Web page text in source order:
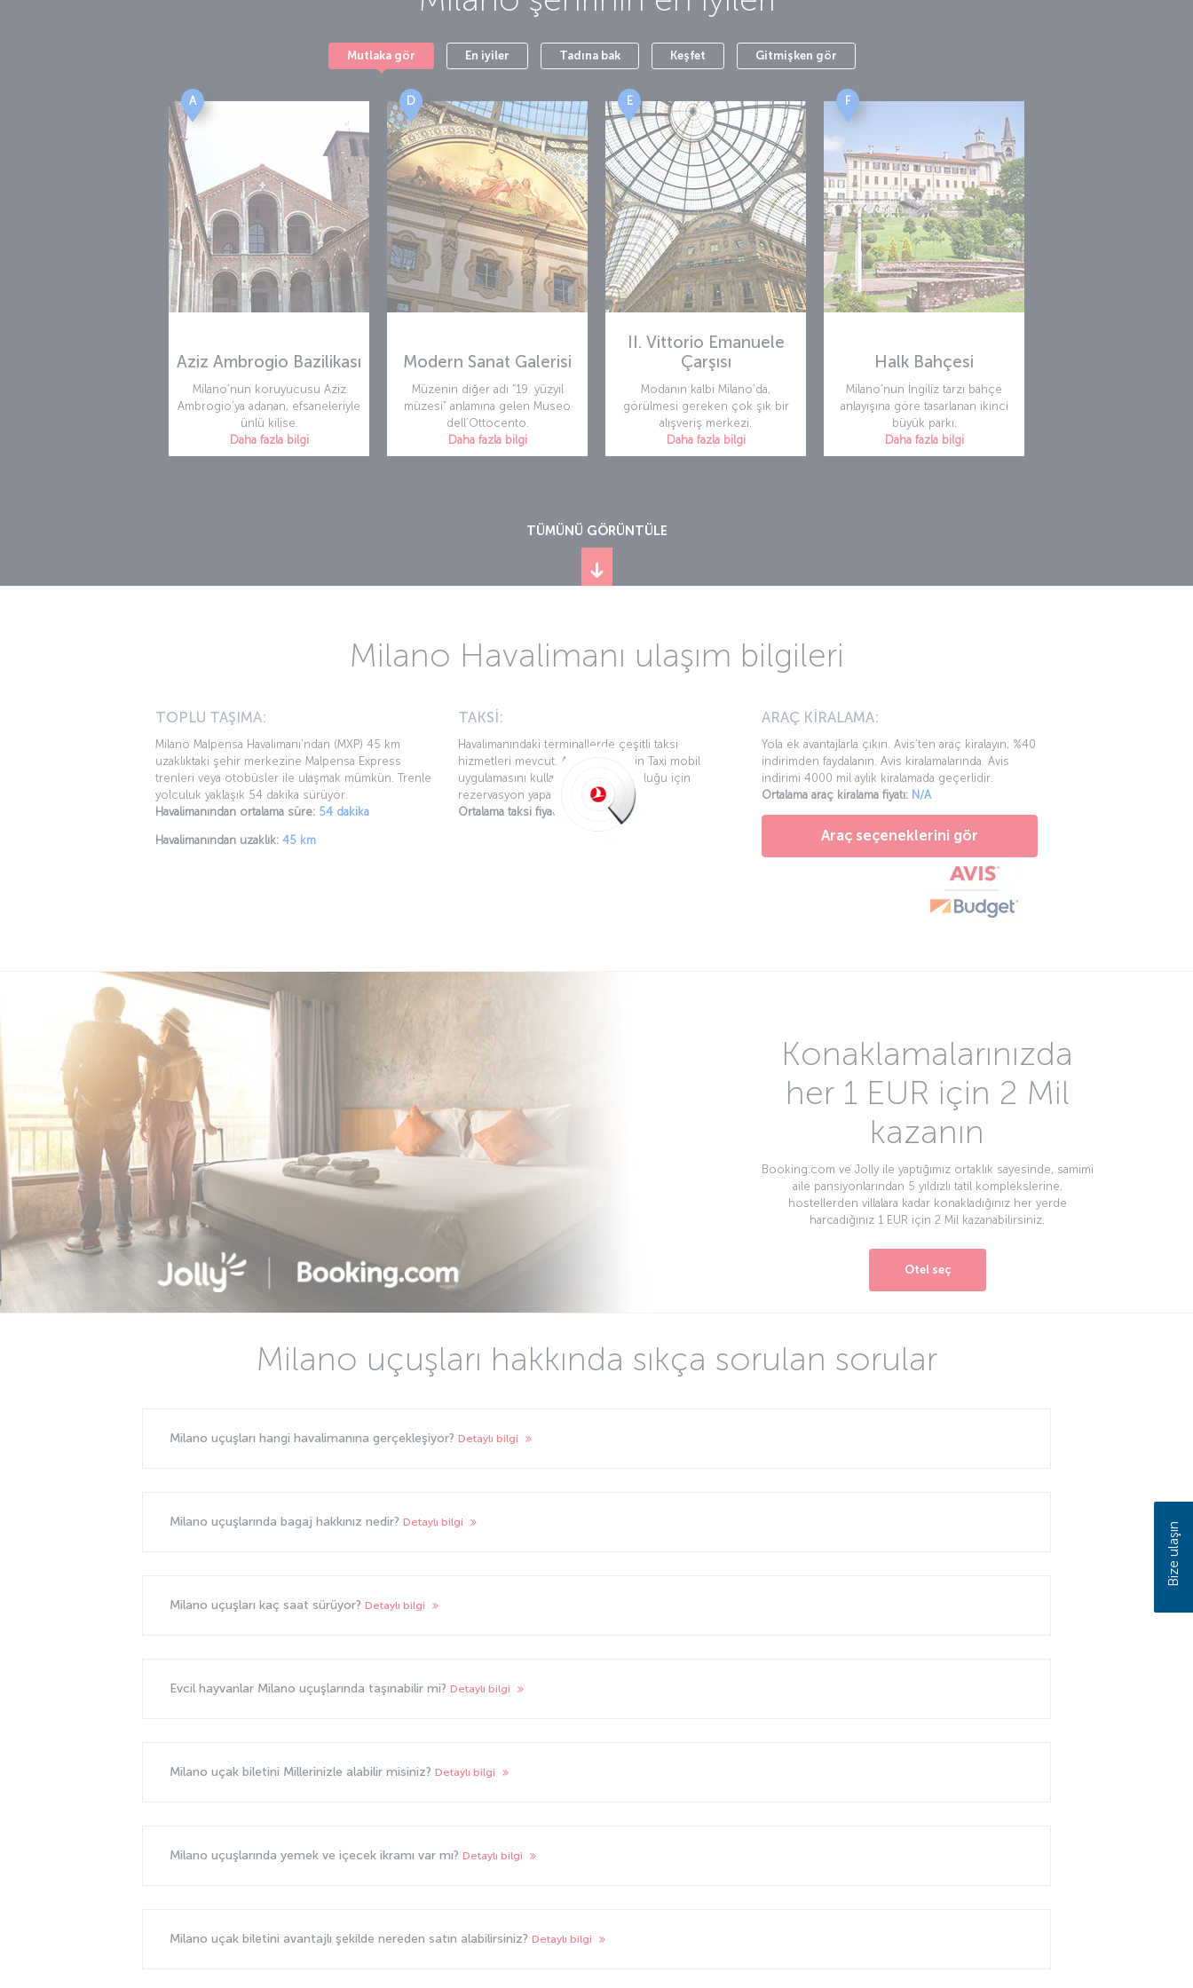
Mutlaka gör En iyiler Tadına bak Keşfet Gitmişken gör
A
Aziz Ambrogio Bazilikası
Milano’nun koruyucusu Aziz
Ambrogio’ya adanan, efsaneleriyle
ünlü kilise.
Daha fazla bilgi
D
Modern Sanat Galerisi
Müzenin diğer adı “19. yüzyıl
müzesi” anlamına gelen Museo
dell’Ottocento.
Daha fazla bilgi
E
II. Vittorio Emanuele
Çarşısı
Modanın kalbi Milano’da,
görülmesi gereken çok şık bir
alışveriş merkezi.
Daha fazla bilgi
F
Halk Bahçesi
Milano'nun İngiliz tarzı bahçe
anlayışına göre tasarlanan ikinci
büyük parkı.
Daha fazla bilgi
TÜMÜNÜ GÖRÜNTÜLE
Milano Havalimanı ulaşım bilgileri
TOPLU TAŞIMA:
Milano Malpensa Havalimanı’ndan (MXP) 45 km
uzaklıktaki şehir merkezine Malpensa Express
trenleri veya otobüsler ile ulaşmak mümkün. Trenle
yolculuk yaklaşık 54 dakika sürüyor.
Havalimanından ortalama süre: 54 dakika
Havalimanından uzaklık: 45 km
TAKSİ:
Havalimanındaki terminallerde çeşitli taksi
hizmetleri mevcut. Ayrıca Milano in Taxi mobil
uygulamasını kullanarak taksi yolculuğu için
rezervasyon yapabilirsiniz.
Ortalama taksi fiyatı:
ARAÇ KİRALAMA:
Yola ek avantajlarla çıkın. Avis’ten araç kiralayın, %40
indirimden faydalanın. Avis kiralamalarında. Avis
indirimi 4000 mil aylık kiralamada geçerlidir.
Ortalama araç kiralama fiyatı: N/A
Araç seçeneklerini gör
Konaklamalarınızda
her 1 EUR için 2 Mil
kazanın
Booking.com ve Jolly ile yaptığımız ortaklık sayesinde, samimi
aile pansiyonlarından 5 yıldızlı tatil komplekslerine,
hostellerden villalara kadar konakladığınız her yerde
harcadığınız 1 EUR için 2 Mil kazanabilirsiniz.
Otel seç
Milano uçuşları hakkında sıkça sorulan sorular
Milano uçuşları hangi havalimanına gerçekleşiyor? Detaylı bilgi
Milano uçuşlarında bagaj hakkınız nedir? Detaylı bilgi
Milano uçuşları kaç saat sürüyor? Detaylı bilgi
Evcil hayvanlar Milano uçuşlarında taşınabilir mi? Detaylı bilgi
Milano uçak biletini Millerinizle alabilir misiniz? Detaylı bilgi
Milano uçuşlarında yemek ve içecek ikramı var mı? Detaylı bilgi
Milano uçak biletini avantajlı şekilde nereden satın alabilirsiniz? Detaylı bilgi
Bize ulaşın